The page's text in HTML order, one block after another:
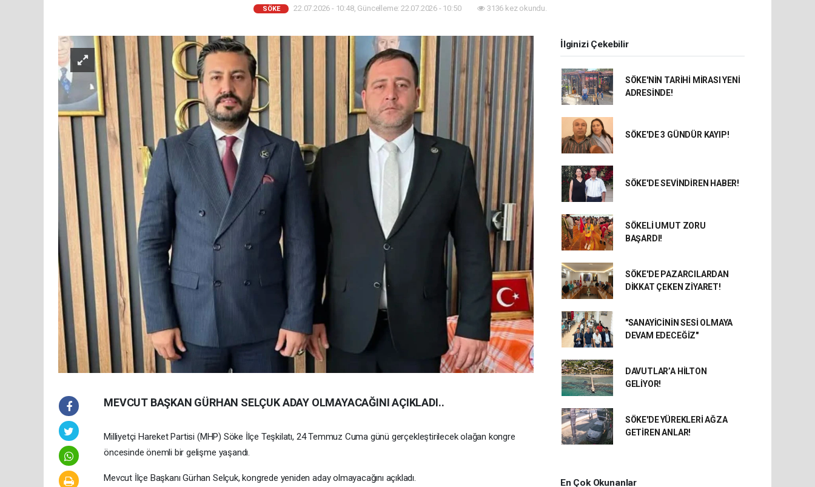
SÖKE 22.07.2026 - 10:48, Güncelleme: 22.07.2026 - 10:50 3136 kez okundu.
MEVCUT BAŞKAN GÜRHAN SELÇUK ADAY OLMAYACAĞINI AÇIKLADI..
Milliyetçi Hareket Partisi (MHP) Söke İlçe Teşkilatı, 24 Temmuz Cuma günü gerçekleştirilecek olağan kongre
öncesinde önemli bir gelişme yaşandı.
Mevcut İlçe Başkanı Gürhan Selçuk, kongrede yeniden aday olmayacağını açıkladı.
İlginizi Çekebilir
SÖKE'NİN TARİHİ MİRASI YENİ
ADRESİNDE!
SÖKE'DE 3 GÜNDÜR KAYIP!
SÖKE'DE SEVİNDİREN HABER!
SÖKELİ UMUT ZORU
BAŞARDI!
SÖKE'DE PAZARCILARDAN
DİKKAT ÇEKEN ZİYARET!
"SANAYİCİNİN SESİ OLMAYA
DEVAM EDECEĞİZ"
DAVUTLAR’A HİLTON
GELİYOR!
SÖKE'DE YÜREKLERİ AĞZA
GETİREN ANLAR!
En Çok Okunanlar